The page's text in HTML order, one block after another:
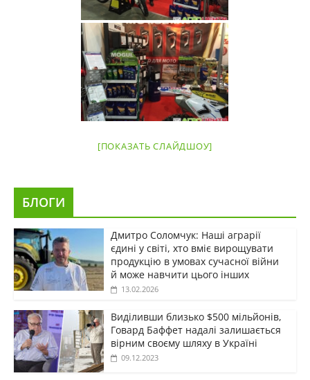
[ПОКАЗАТЬ СЛАЙДШОУ]
БЛОГИ
Дмитро Соломчук: Наші аграрії
єдині у світі, хто вміє вирощувати
продукцію в умовах сучасної війни
й може навчити цього інших
13.02.2026
Виділивши близько $500 мільйонів,
Говард Баффет надалі залишається
вірним своєму шляху в Україні
09.12.2023